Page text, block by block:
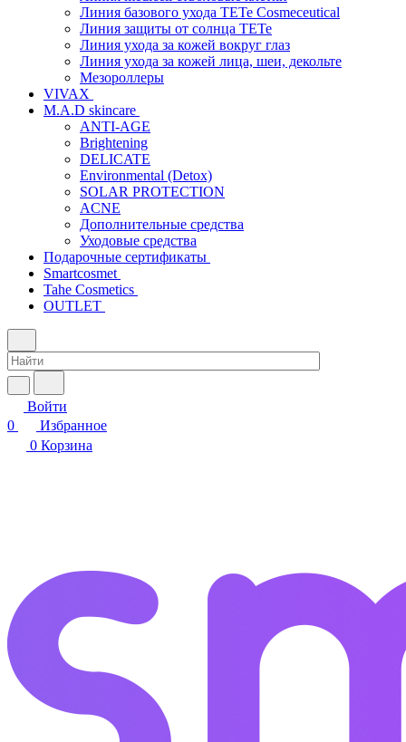
Линия базового ухода TETe Cosmeceutical
Линия защиты от солнца TETe
Линия ухода за кожей вокруг глаз
Линия ухода за кожей лица, шеи, декольте
Мезороллеры
VIVAX
M.A.D skincare
ANTI-AGE
Brightening
DELICATE
Environmental (Detox)
SOLAR PROTECTION
АCNE
Дополнительные средства
Уходовые средства
Подарочные сертификаты
Smartcosmet
Tahe Cosmetics
OUTLET
Войти
0
Избранное
0 Корзина